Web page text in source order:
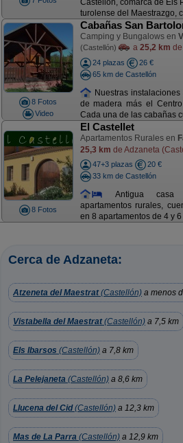
Castellón, comarca de Els
turolense del Maestrazgo,
8 Fotos
Video
Cabañas San
Camping y Bungalows en
(Castellón) a 25,2 km
24 plazas
26 €
65 km de Castellón
Nuestras
de madera más el
Cada una de las cabañas
8 Fotos
El Castellet
Apartamentos Rurales en
25,3 km de Adzaneta
47+3 plazas
20 €
33 km de Castellón
Antigua casa
apartamentos rurales,
en 8 apartamentos de 4 y
Cerca de Adzaneta:
Atzeneta del Maestrat(Castellón) a menos
Vistabella del Maestrat(Castellón) a 7,5 km
Els Ibarsos (Castellón) a 7,8 km
La Pelejaneta (Castellón) a 8,6 km
Llucena del Cid(Castellón) a 12,3 km
Mas de La Parra (Castellón) a 12,9 km